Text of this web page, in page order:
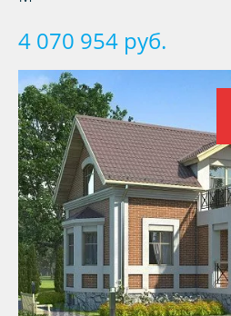
4 070 954 руб.